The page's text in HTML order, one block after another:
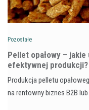
Pozostałe
Pellet opałowy –
efektywnej produkcji?
Produkcja pelletu
na rentowny biznes B2B